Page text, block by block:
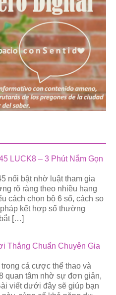
LUCK8 – 3 Phút Nắm Gọn
nổi bật nhờ luật tham gia
rõ ràng theo nhiều hạng
cách chọn bộ 6 số, cách so
kết hợp số thường
[…]
Thắng Chuẩn Chuyên Gia
cá cược thể thao và
tâm nhờ sự đơn giản,
viết dưới đây sẽ giúp bạn